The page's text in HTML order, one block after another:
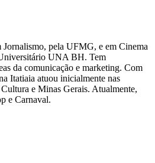
Jornalismo, pela UFMG, e em Cinema
UNA BH. Tem
da comunicação e marketing. Com
Itatiaia atuou inicialmente nas
e Minas Gerais. Atualmente,
e Carnaval.